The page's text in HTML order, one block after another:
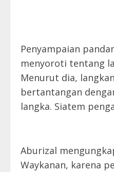
Penyampaian
menyoroti tentang
Menurut dia,
bertantangan
langka. Siatem
Aburizal
Waykanan, karena